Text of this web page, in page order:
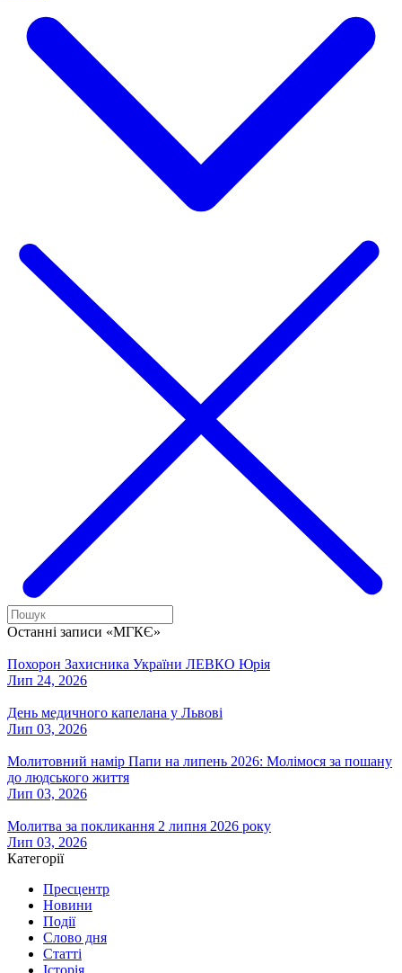
Останні записи «МГКЄ»
Похорон Захисника України ЛЕВКО Юрія
Лип 24, 2026
День медичного капелана у Львові
Лип 03, 2026
Молитовний намір Папи на липень 2026: Молімося за пошану
до людського життя
Лип 03, 2026
Молитва за покликання 2 липня 2026 року
Лип 03, 2026
Категорії
Пресцентр
Новини
Події
Слово дня
Статті
Історія